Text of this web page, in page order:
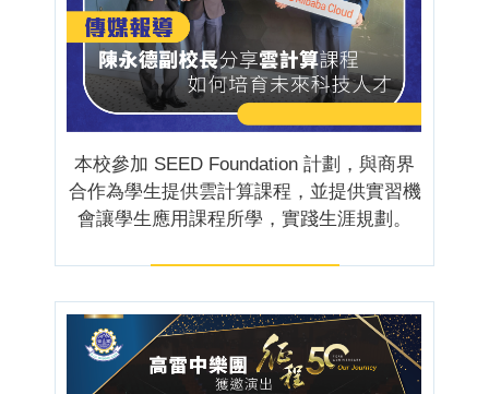
本校參加 SEED Foundation 計劃，與商界
合作為學生提供雲計算課程，並提供實習機
會讓學生應用課程所學，實踐生涯規劃。